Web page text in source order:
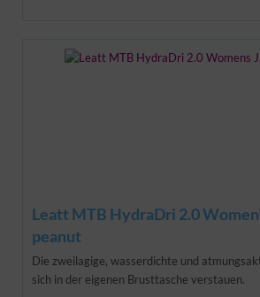
Leatt MTB HydraDri 2.0
peanut
Die zweilagige, wasserdichte und
sich in der eigenen Brusttasche verstauen.